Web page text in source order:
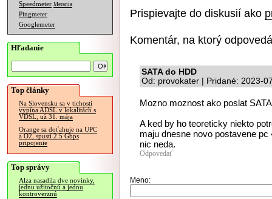
Speedmeter Merania
Pingmeter
Googlemeter
Hľadanie
Top články
Na Slovensku sa v tichosti
vypína ADSL v lokalitách s
VDSL, už 31. mája
Orange sa doťahuje na UPC
a O2, spustí 2.5 Gbps
pripojenie
Top správy
Alza nasadila dve novinky,
jednu užitočnú a jednu
kontroverznú
Prispievajte do diskusií ako
Komentár, na ktorý
SATA do HDD
Od: provokater | Pridané: 2023-
Mozno moznost ako poslat
A ked by ho teoreticky niekto
maju dnesne novo postavene
nic neda.
Odpovedať
Meno: